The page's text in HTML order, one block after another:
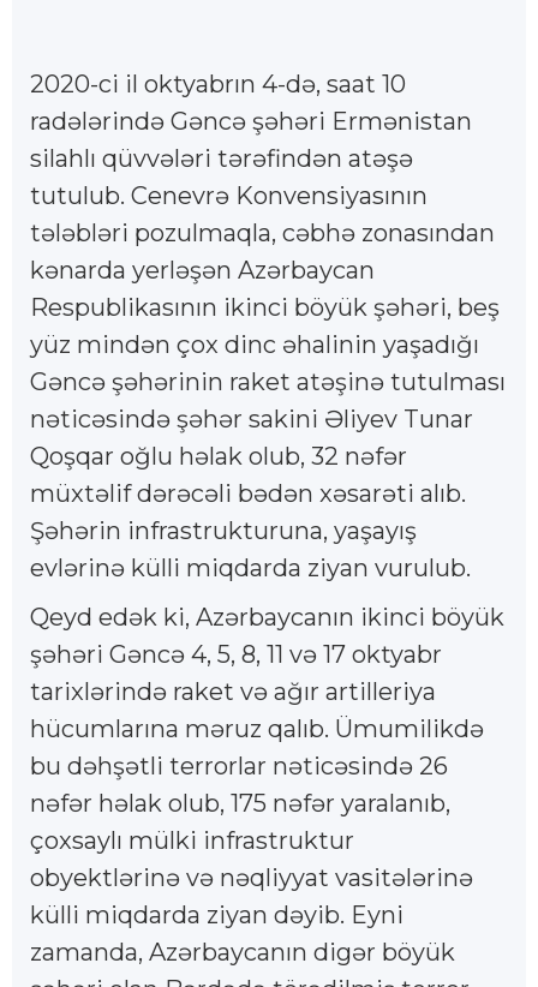
2020-ci il oktyabrın 4-də, saat 10
radələrində Gəncə şəhəri Ermənistan
silahlı qüvvələri tərəfindən atəşə
tutulub. Cenevrə Konvensiyasının
tələbləri pozulmaqla, cəbhə zonasından
kənarda yerləşən Azərbaycan
Respublikasının ikinci böyük şəhəri, beş
yüz mindən çox dinc əhalinin yaşadığı
Gəncə şəhərinin raket atəşinə tutulması
nəticəsində şəhər sakini Əliyev Tunar
Qoşqar oğlu həlak olub, 32 nəfər
müxtəlif dərəcəli bədən xəsarəti alıb.
Şəhərin infrastrukturuna, yaşayış
evlərinə külli miqdarda ziyan vurulub.
Qeyd edək ki, Azərbaycanın ikinci böyük
şəhəri Gəncə 4, 5, 8, 11 və 17 oktyabr
tarixlərində raket və ağır artilleriya
hücumlarına məruz qalıb. Ümumilikdə
bu dəhşətli terrorlar nəticəsində 26
nəfər həlak olub, 175 nəfər yaralanıb,
çoxsaylı mülki infrastruktur
obyektlərinə və nəqliyyat vasitələrinə
külli miqdarda ziyan dəyib. Eyni
zamanda, Azərbaycanın digər böyük